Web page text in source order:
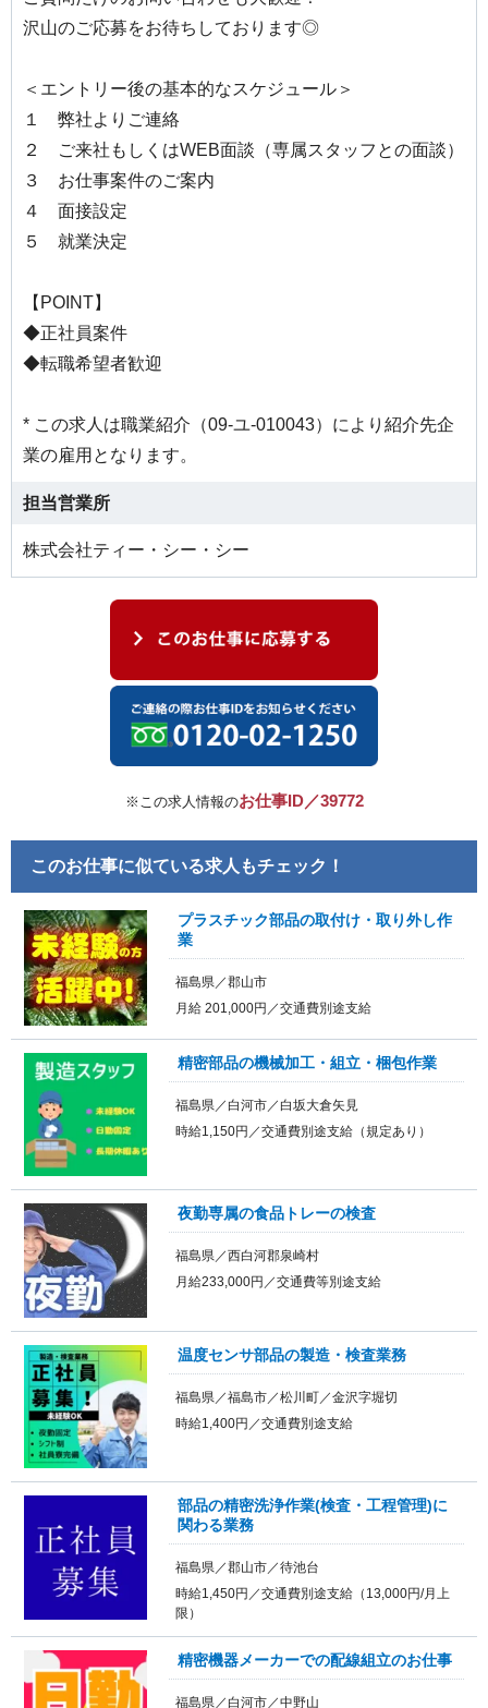
沢山のご応募をお待ちしております◎
＜エントリー後の基本的なスケジュール＞
１ 弊社よりご連絡
２ ご来社もしくはWEB面談（専属スタッフとの面談）
３ お仕事案件のご案内
４ 面接設定
５ 就業決定
【POINT】
◆正社員案件
◆転職希望者歓迎
* この求人は職業紹介（09-ユ-010043）により紹介先企
業の雇用となります。
担当営業所
株式会社ティー・シー・シー
※この求人情報のお仕事ID／39772
このお仕事に似ている求人もチェック！
プラスチック部品の取付け・取り外し作
業
福島県／郡山市
月給 201,000円／交通費別途支給
精密部品の機械加工・組立・梱包作業
福島県／白河市／白坂大倉矢見
時給1,150円／交通費別途支給（規定あり）
夜勤専属の食品トレーの検査
福島県／西白河郡泉崎村
月給233,000円／交通費等別途支給
温度センサ部品の製造・検査業務
福島県／福島市／松川町／金沢字堀切
時給1,400円／交通費別途支給
部品の精密洗浄作業(検査・工程管理)に
関わる業務
福島県／郡山市／待池台
時給1,450円／交通費別途支給（13,000円/月上
限）
精密機器メーカーでの配線組立のお仕事
福島県／白河市／中野山